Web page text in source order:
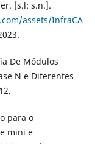
[s.l: s.n.].
assets/InfraCA
De Módulos
N e Diferentes
para o
mini e